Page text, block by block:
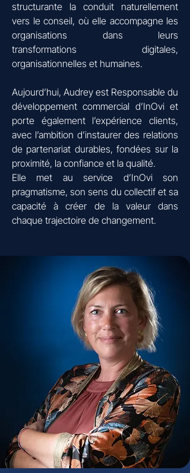
structurante la conduit naturellement
vers le conseil, où elle accompagne les
organisations dans leurs
transformations digitales,
organisationnelles et humaines.
Aujourd’hui, Audrey est Responsable du
développement commercial d’InOvi et
porte également l’expérience clients,
avec l’ambition d’instaurer des relations
de partenariat durables, fondées sur la
proximité, la confiance et la qualité.
Elle met au service d’InOvi son
pragmatisme, son sens du collectif et sa
capacité à créer de la valeur dans
chaque trajectoire de changement.